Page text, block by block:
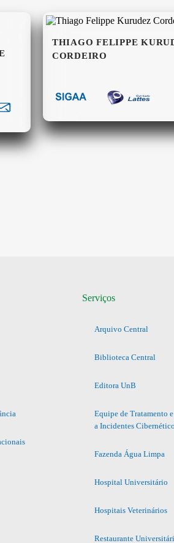
THIAGO FELIPPE
CORDEIRO
Serviços
Arquivo Central
Biblioteca Central
Editora UnB
Equipe de Tratamento
a Incidentes
Fazenda Água Limpa
Hospital Universitário
Hospitais Veterinários
Restaurante